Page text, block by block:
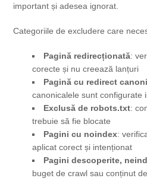
important și adesea ignorat.
Categoriile de excludere care
Pagină redirecționată:
corecte și nu creează lanțuri
Pagină cu redirect
canonicalele sunt configurate
Exclusă de robots.txt:
trebuie să fie blocate
Pagini cu noindex:
aplicat corect și intenționat
Pagini descoperite,
buget de crawl sau conținut